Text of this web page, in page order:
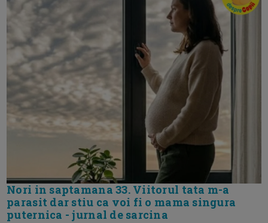
Nori in saptamana 33. Viitorul tata m-a
parasit dar stiu ca voi fi o mama singura
puternica - jurnal de sarcina